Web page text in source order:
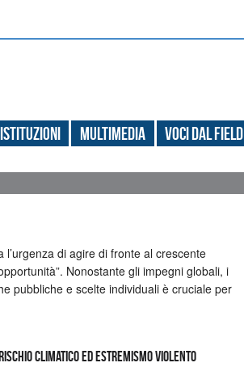
Multimedia Voci dal field
di agire di fronte al crescente
Nonostante gli impegni globali, i
pubbliche e scelte individuali è cruciale per
climatico ed estremismo violento